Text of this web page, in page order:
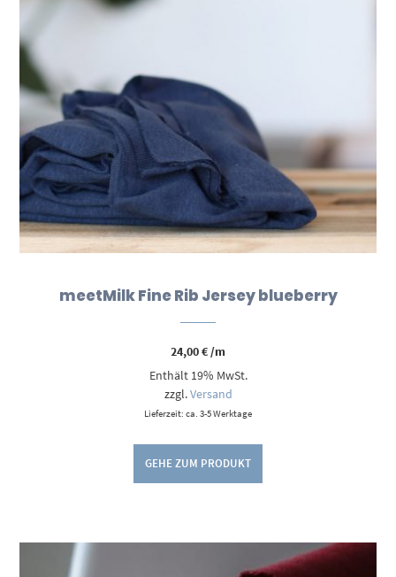
meetMilk Fine Rib Jersey blueberry
24,00€/m
Enthält 19% MwSt.
zzgl.Versand
Lieferzeit: ca. 3-5 Werktage
GEHE ZUM PRODUKT